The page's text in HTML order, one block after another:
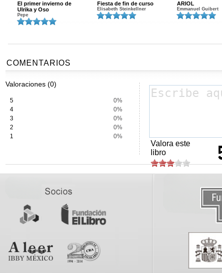
El primer invierno de
Ulrika y Oso
Pepe
Fiesta de fin de curso
Elisabeth Steinkellner
ARIOL
Emmanuel Guibert
COMENTARIOS
Valoraciones (0)
5
0%
4
0%
3
0%
2
0%
1
0%
Valora este
libro